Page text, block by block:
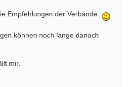
Empfehlungen der Verbände.
können noch lange danach
mir.